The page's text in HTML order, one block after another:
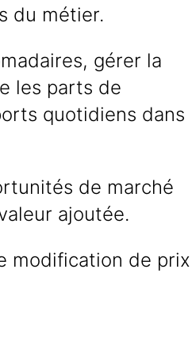
du métier.
gérer la
les parts de
quotidiens dans
de marché
ajoutée.
modification de prix